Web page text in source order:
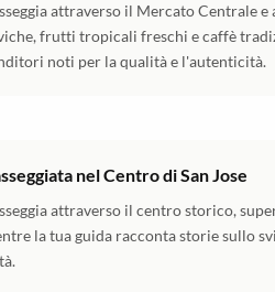
attraverso il Mercato Centrale
frutti tropicali freschi e caffè
noti per la qualità e l'autenticità.
nel Centro di San Jose
attraverso il centro storico,
la tua guida racconta storie sullo